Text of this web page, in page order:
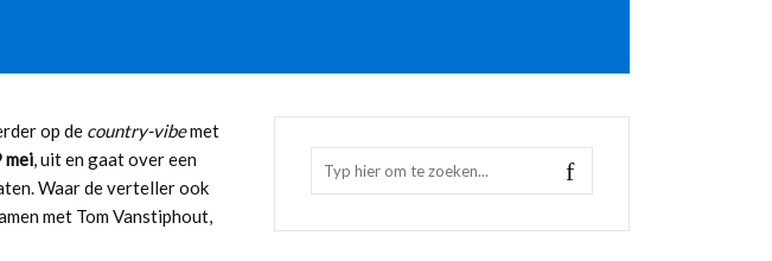
op de country-vibemet
mei,uit en gaat over een
Waar de verteller ook
met Tom Vanstiphout,